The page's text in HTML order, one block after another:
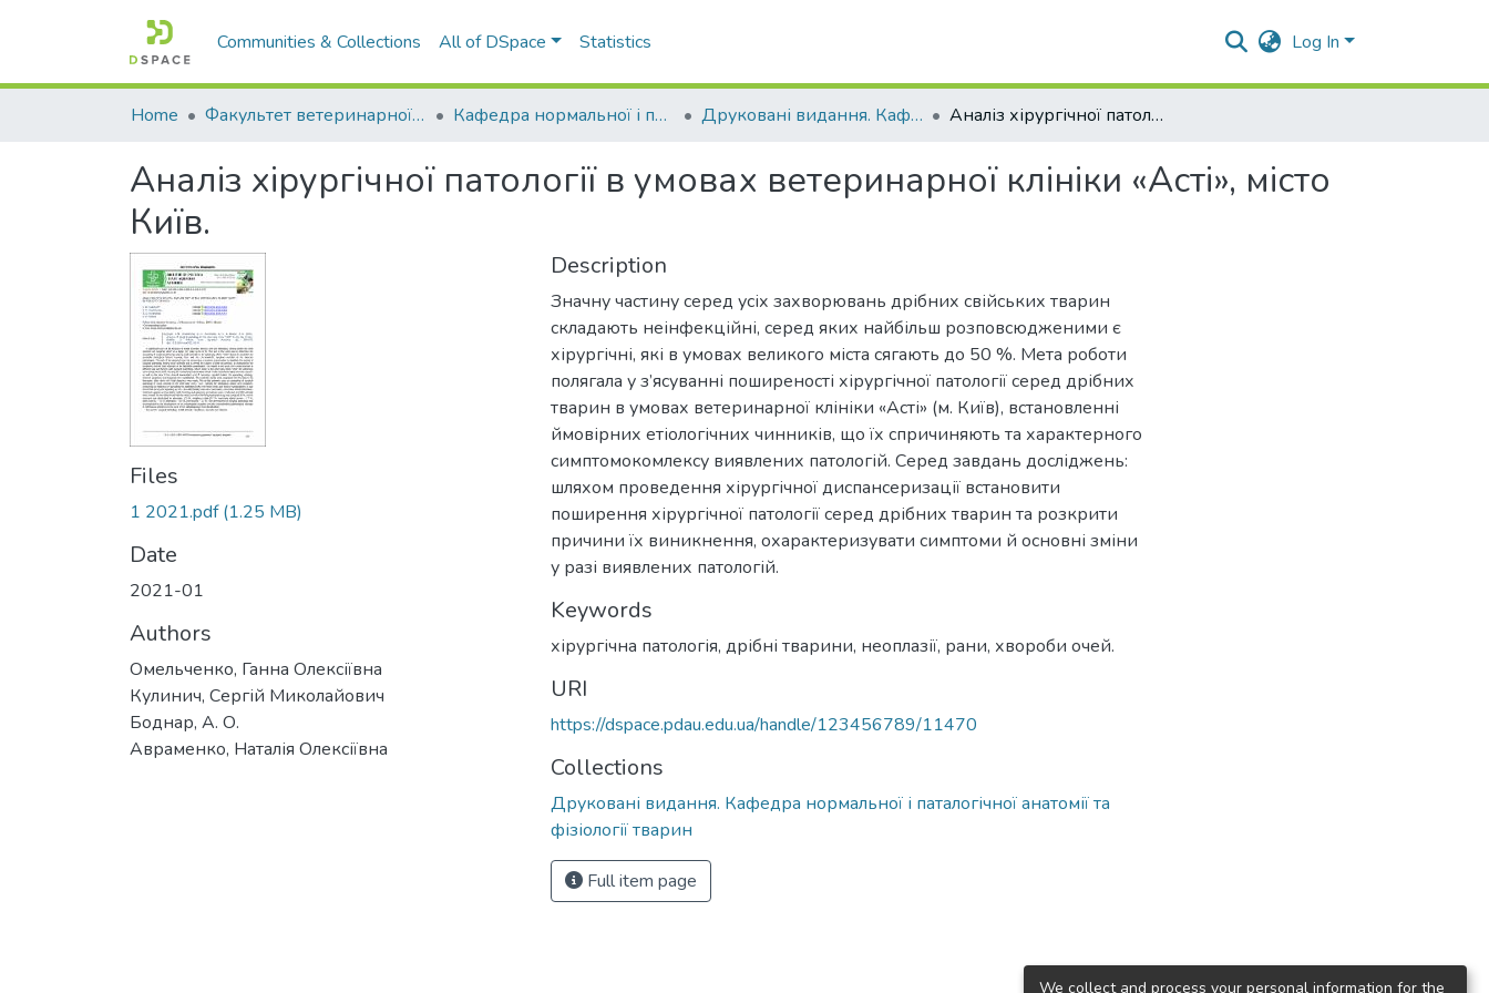
Communities & Collections All of DSpace Statistics Log In
Home Факультет ветеринарної медицини Кафедра нормальної і патологічної анатомії та фізіології тварин Друковані видання. Кафедра нормальної і паталогічної анатомії та фізіології тварин Аналіз хірургічної патології в умовах ветеринарної клініки «Асті», місто Київ.
Аналіз хірургічної патології в умовах ветеринарної клініки «Асті», місто
Київ.
Files
1 2021.pdf(1.25 MB)
Date
2021-01
Authors
Омельченко, Ганна Олексіївна
Кулинич, Сергій Миколайович
Боднар, А. О.
Авраменко, Наталія Олексіївна
Description
Значну частину серед усіх захворювань дрібних свійських тварин
складають неінфекційні, серед яких найбільш розповсюдженими є
хірургічні, які в умовах великого міста сягають до 50 %. Мета роботи
полягала у з’ясуванні поширеності хірургічної патології серед дрібних
тварин в умовах ветеринарної клініки «Асті» (м. Київ), встановленні
ймовірних етіологічних чинників, що їх спричиняють та характерного
симптомокомлексу виявлених патологій. Серед завдань досліджень:
шляхом проведення хірургічної диспансеризації встановити
поширення хірургічної патології серед дрібних тварин та розкрити
причини їх виникнення, охарактеризувати симптоми й основні зміни
у разі виявлених патологій.
Keywords
хірургічна патологія, дрібні тварини, неоплазії, рани, хвороби очей.
URI
https://dspace.pdau.edu.ua/handle/123456789/11470
Collections
Друковані видання. Кафедра нормальної і паталогічної анатомії та
фізіології тварин
Full item page
We collect and process your personal information for the